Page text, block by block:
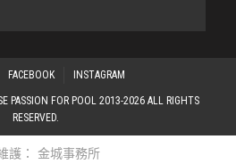
FACEBOOK INSTAGRAM
PASSION FOR POOL 2013-2026 ALL RIGHTS
RESERVED.
護： 金城事務所